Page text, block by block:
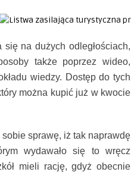
na dużych odległościach,
także poprzez wideo,
wiedzy. Dostęp do tych
można kupić już w kwocie
sprawę, iż tak naprawdę
wydawało się to wręcz
mieli rację, gdyż obecnie